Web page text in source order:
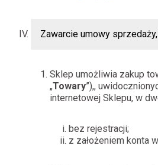
Zawarcie umowy
Sklep umożliwia zakup
„Towary”),,
internetowej Sklepu, w
bez rejestracji;
z założeniem konta